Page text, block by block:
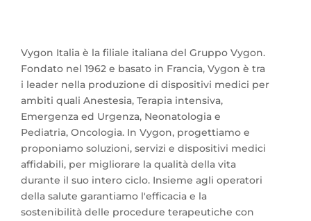
Vygon Italia è la filiale italiana del Gruppo Vygon.
Fondato nel 1962 e basato in Francia, Vygon è tra
i leader nella produzione di dispositivi medici per
ambiti quali Anestesia, Terapia intensiva,
Emergenza ed Urgenza, Neonatologia e
Pediatria, Oncologia. In Vygon, progettiamo e
proponiamo soluzioni, servizi e dispositivi medici
affidabili, per migliorare la qualità della vita
durante il suo intero ciclo. Insieme agli operatori
della salute garantiamo l'efficacia e la
sostenibilità delle procedure terapeutiche con